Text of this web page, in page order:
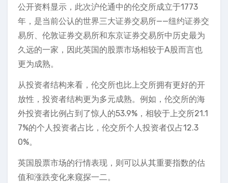
公开资料显示，此次沪伦通中的伦交所成立于1773
年，是当前公认的世界三大证券交易所——纽约证券交
易所、伦敦证券交易所和东京证券交易所中历史最为
久远的一家，因此英国的股票市场相较于A股而言也
更为成熟。
从投资者结构来看，伦交所也比上交所拥有更好的开
放性，投资者结构更为多元成熟。例如，伦交所的海
外投资者比例占到了惊人的53.9%，相较于上交所21.1
7%的个人投资者占比，伦交所个人投资者仅占12.3
0%。
英国股票市场的行情表现，则可以从其重要指数的估
值和涨跌变化来窥探一二。